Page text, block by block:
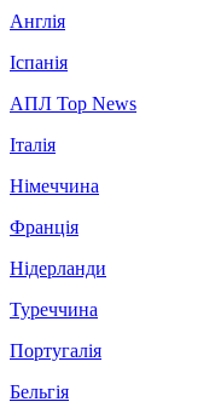
Англія
Іспанія
АПЛ Top News
Італія
Німеччина
Франція
Нідерланди
Туреччина
Португалія
Бельгія